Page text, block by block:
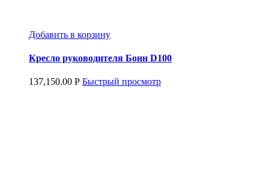
Добавить в корзину
Кресло руководителя Бонн D100
137,150.00 Р Быстрый просмотр